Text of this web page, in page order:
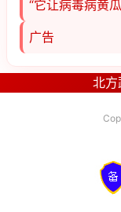
“它让病毒病黄
广告
北方